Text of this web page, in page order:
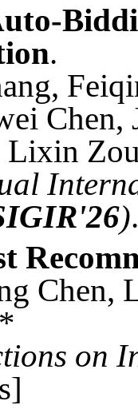
.
Lixin
)
Chen,
on